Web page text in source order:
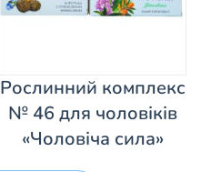
Рослинний комплекс
№ 46 для чоловіків
«Чоловіча сила»